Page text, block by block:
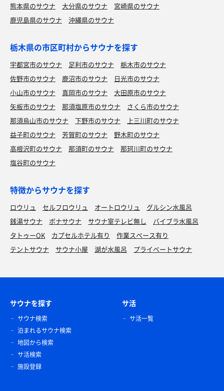
熊本県のサウナ
大分県のサウナ
宮崎県のサウナ
鹿児島県のサウナ
沖縄県のサウナ
栃木県の市区町村からサウナを探す
宇都宮市のサウナ 足利市のサウナ
栃木市のサウナ
佐野市のサウナ
鹿沼市のサウナ
日光市のサウナ
小山市のサウナ
真岡市のサウナ
大田原市のサウナ
矢板市のサウナ
那須塩原市のサウナ
さくら市のサウナ
那須烏山市のサウナ
下野市のサウナ
上三川町のサウナ
益子町のサウナ
芳賀町のサウナ
野木町のサウナ
高根沢町のサウナ
那須町のサウナ
那珂川町のサウナ
塩谷町のサウナ
特徴からサウナを探す
ロウリュ セルフロウリュ オートロウリュ
グルシン水風呂
銭湯サウナ
ボナサウナ サウナ室テレビ無し
バイブラ水風呂
タトゥーOK
カプセルホテル有り
作業スペース有り
テントサウナ
サウナ小屋 湖が水風呂 プライベートサウナ
サウナを探す
サウナ検索
泊まれるサウナ検索
地図から検索
サ活検索
施設登録
サ活
サ活一覧